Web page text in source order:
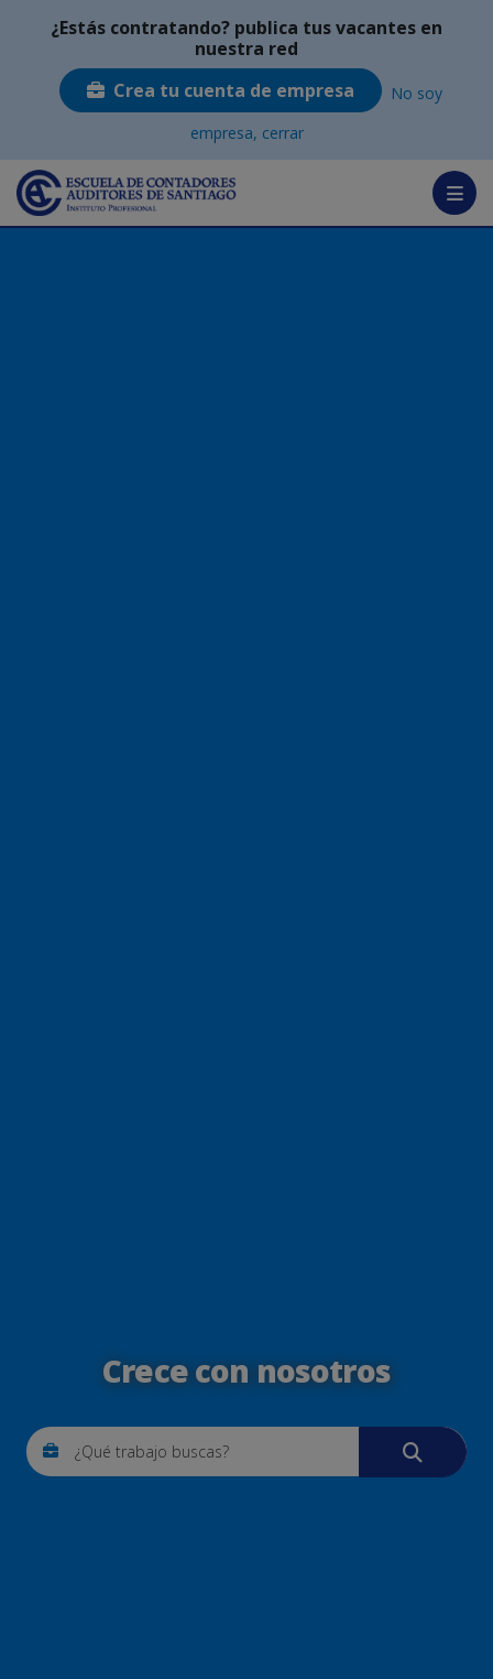
¿Estás contratando? publica tus vacantes en
nuestra red
Crea tu cuenta de empresa
No soy
empresa, cerrar
Menú
Ingresa CV
¿Por qué inscribirse?
Crece con nosotros